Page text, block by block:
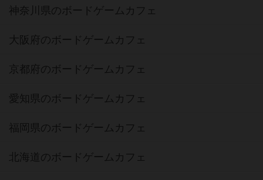
神奈川県のボードゲームカフェ
大阪府のボードゲームカフェ
京都府のボードゲームカフェ
愛知県のボードゲームカフェ
福岡県のボードゲームカフェ
北海道のボードゲームカフェ